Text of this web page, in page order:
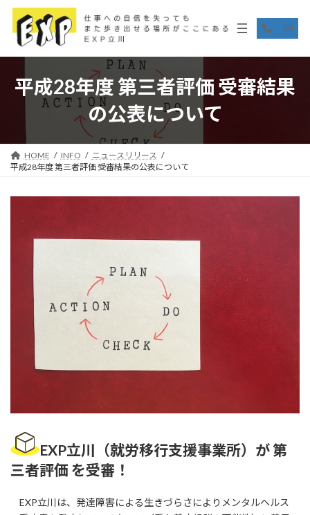
ア
イ
コ
リ
ク
ア
イ
コ
リ
ク
平成28年度 第三者評価 受審結果
の公表について
HOME INFO
ニュースリリース
平成28年度 第三者評価 受審結果の公表について
EXP立川（就労移行支援事業所）が 第
三者評価 を受審！
EXP立川は、発達障害による生きづらさによりメンタルヘルス